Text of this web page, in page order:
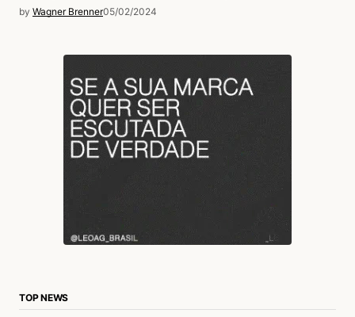
by Wagner Brenner05/02/2024
TOP NEWS